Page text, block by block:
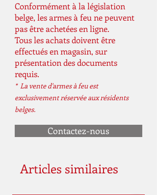
Conformément à la législation
belge, les armes à feu ne peuvent
pas être achetées en ligne.
Tous les achats doivent être
effectués en magasin, sur
présentation des documents
requis.
* La vente d'armes à feu est
exclusivement réservée aux résidents
belges.
Contactez-nous
Articles similaires